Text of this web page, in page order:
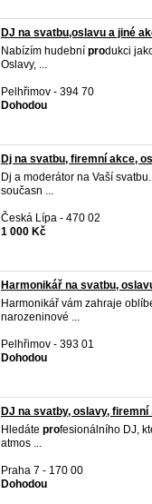
DJ na svatbu,oslavu a jiné
Nabízím hudební produkci
Oslavy, ...
Pelhřimov - 394 70
Dohodou
Dj na svatbu, firemní akce,
Dj a moderátor na Vaší
současn ...
Česká Lípa - 470 02
1 000 Kč
Harmonikář na svatbu,
Harmonikář vám zahraje
narozeninové ...
Pelhřimov - 393 01
Dohodou
DJ na svatby, oslavy, firemní
Hledáte profesionálního DJ,
atmos ...
Praha 7 - 170 00
Dohodou